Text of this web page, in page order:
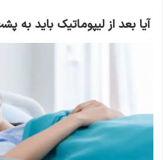
آیا بعد از لیپوماتیک باید به